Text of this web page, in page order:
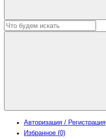
Авторизация / Регистрация
Избранное (0)